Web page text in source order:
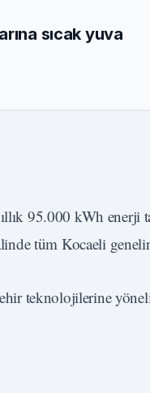
sıcak yuva
95.000 kWh enerji
tüm Kocaeli
teknolojilerine